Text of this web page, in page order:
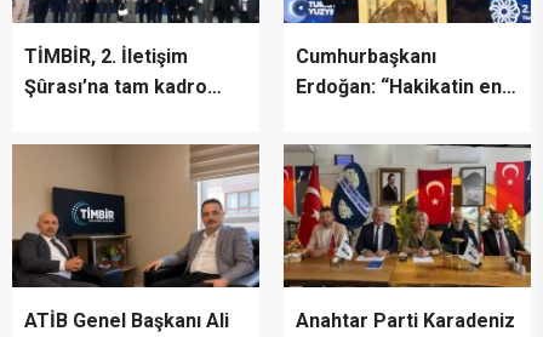
TİMBİR, 2. İletişim
Şûrası’na tam kadro
Cumhurbaşkanı
Erdoğan: “Hakikatin en
dönemden geçiyoruz”
ATİB Genel Başkanı Ali
Anahtar Parti Karadeniz